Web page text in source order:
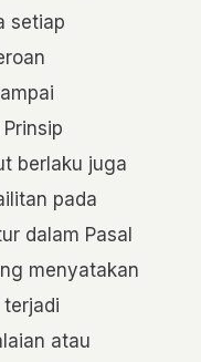
setiap
berlaku juga
pada
dalam Pasal
menyatakan
atau